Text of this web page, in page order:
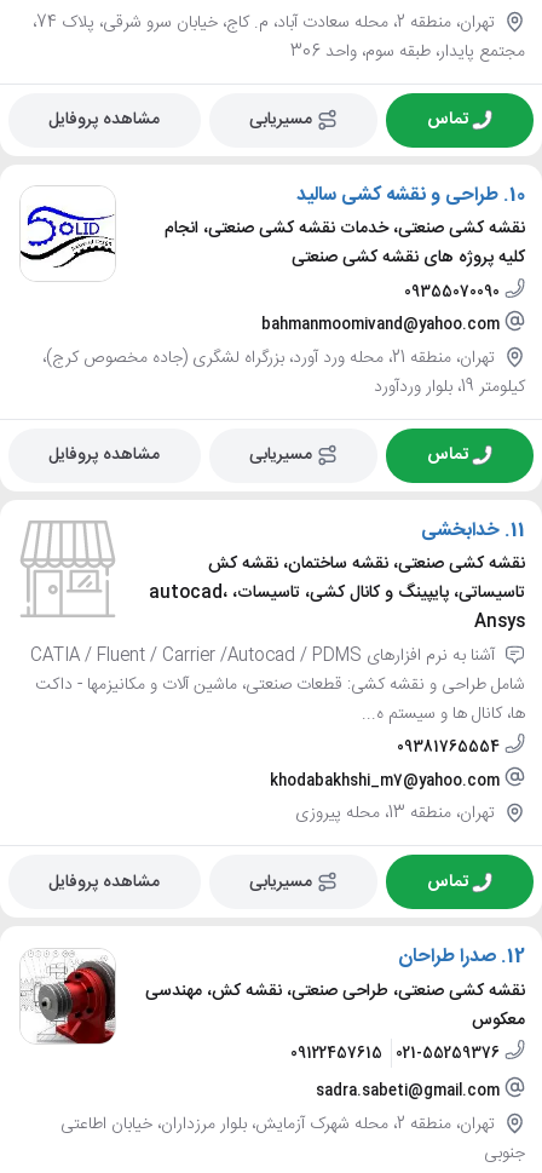
تهران، منطقه 2، محله سعادت آباد، م. کاج، خیابان سرو شرقی، پلاک 74،
مجتمع پایدار، طبقه سوم، واحد 306
تماس مسیریابی مشاهده پروفایل
10. طراحی و نقشه کشی سالید
نقشه کشی صنعتی، خدمات نقشه کشی صنعتی، انجام
کلیه پروژه های نقشه کشی صنعتی
09355070090
bahmanmoomivand@yahoo.com
تهران، منطقه 21، محله ورد آورد، بزرگراه لشگری (جاده مخصوص کرج)،
کیلومتر 19، بلوار وردآورد
تماس مسیریابی مشاهده پروفایل
11. خدابخشی
نقشه کشی صنعتی، نقشه ساختمان، نقشه کش
تاسیساتی، پایپینگ و کانال کشی، تاسیسات، autocad،
Ansys
آشنا به نرم افزارهای CATIA / Fluent / Carrier /Autocad / PDMS
شامل طراحی و نقشه کشی: قطعات صنعتی، ماشین آلات و مکانیزمها - داکت
ها، کانال ها و سیستم ه...
09381765554
khodabakhshi_m7@yahoo.com
تهران، منطقه 13، محله پیروزی
تماس مسیریابی مشاهده پروفایل
12. صدرا طراحان
نقشه کشی صنعتی، طراحی صنعتی، نقشه کش، مهندسی
معکوس
021-55259376
09122457615
sadra.sabeti@gmail.com
تهران، منطقه 2، محله شهرک آزمایش، بلوار مرزداران، خیابان اطاعتی
جنوبی